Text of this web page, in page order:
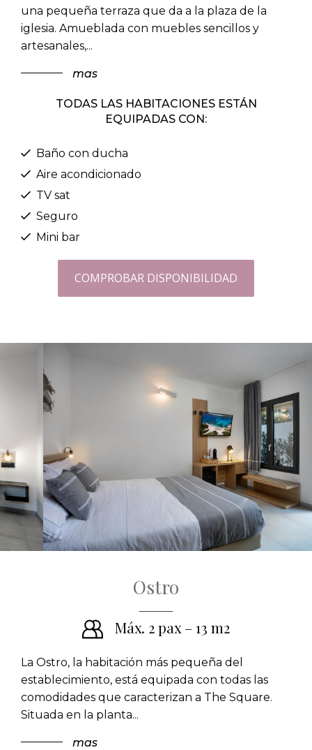
una pequeña terraza que da a la plaza de la
iglesia. Amueblada con muebles sencillos y
artesanales,...
mas
TODAS LAS HABITACIONES ESTÁN
EQUIPADAS CON:
Baño con ducha
Aire acondicionado
TV sat
Seguro
Mini bar
COMPROBAR DISPONIBILIDAD
Ostro
Máx. 2 pax – 13 m2
La Ostro, la habitación más pequeña del
establecimiento, está equipada con todas las
comodidades que caracterizan a The Square.
Situada en la planta...
mas